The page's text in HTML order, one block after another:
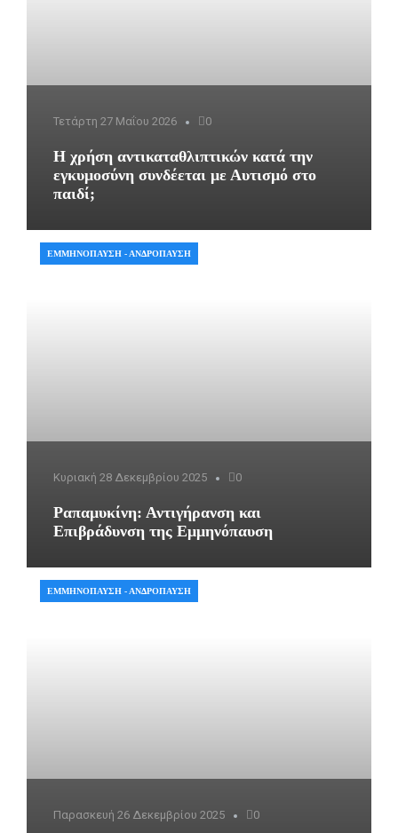
Τετάρτη 27 Μαΐου 2026 0
Η χρήση αντικαταθλιπτικών κατά την
εγκυμοσύνη συνδέεται με Αυτισμό στο
παιδί;
Κυριακή 28 Δεκεμβρίου 2025 0
Ραπαμυκίνη: Αντιγήρανση και
Επιβράδυνση της Εμμηνόπαυση
ΕΜΜΗΝΌΠΑΥΣΗ - ΑΝΔΡΌΠΑΥΣΗ
Παρασκευή 26 Δεκεμβρίου 2025 0
ΕΜΜΗΝΌΠΑΥΣΗ - ΑΝΔΡΌΠΑΥΣΗ